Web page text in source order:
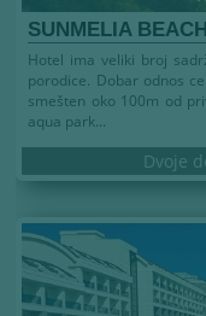
SUNMELIA
Hotel ima veliki broj
porodice. Dobar odnos
smešten oko 100m od
aqua park...
Dvoje